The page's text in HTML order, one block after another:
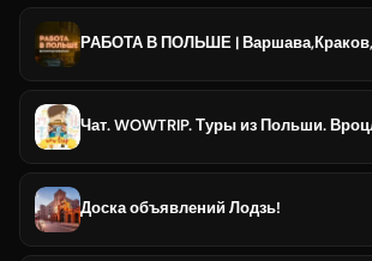
Доска объявлений Лодзь!